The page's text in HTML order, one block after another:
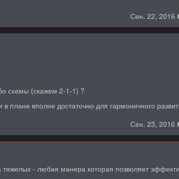
Сен. 22, 2016
схемы (скажем 2-1-1) ?
плане вполне достаточно для гармоничного
Сен. 23, 2016
- любая манера которая позволяет